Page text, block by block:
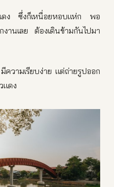
ดง ซึ่งก็เหนื่อยหอบแห่ก พอ
านเลย ต้องเดินข้ามกันไปมา
วามเรียบง่าย แต่ถ่ายรูปออก
แดง